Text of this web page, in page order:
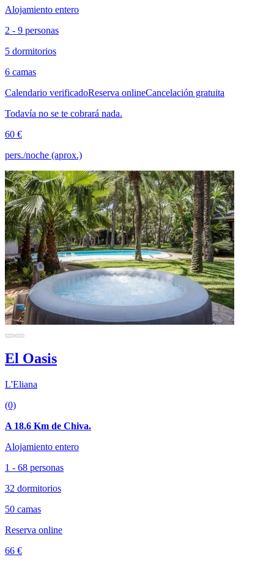
Alojamiento entero
2 - 9 personas
5 dormitorios
6 camas
Calendario verificadoReserva onlineCancelación gratuita
Todavía no se te cobrará nada.
60 €
pers./noche (aprox.)
El Oasis
L'Eliana
(0)
A 18.6 Km de Chiva.
Alojamiento entero
1 - 68 personas
32 dormitorios
50 camas
Reserva online
66 €